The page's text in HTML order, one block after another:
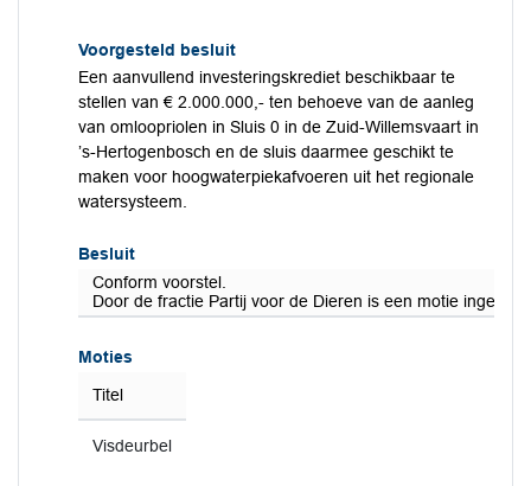
Voorgesteld besluit
Een aanvullend investeringskrediet beschikbaar te
stellen van € 2.000.000,- ten behoeve van de aanleg
van omloopriolen in Sluis 0 in de Zuid-Willemsvaart in
’s-Hertogenbosch en de sluis daarmee geschikt te
maken voor hoogwaterpiekafvoeren uit het regionale
watersysteem.
Besluit
Conform voorstel.
Door de fractie Partij voor de Dieren is een motie
Moties
Titel
Visdeurbel